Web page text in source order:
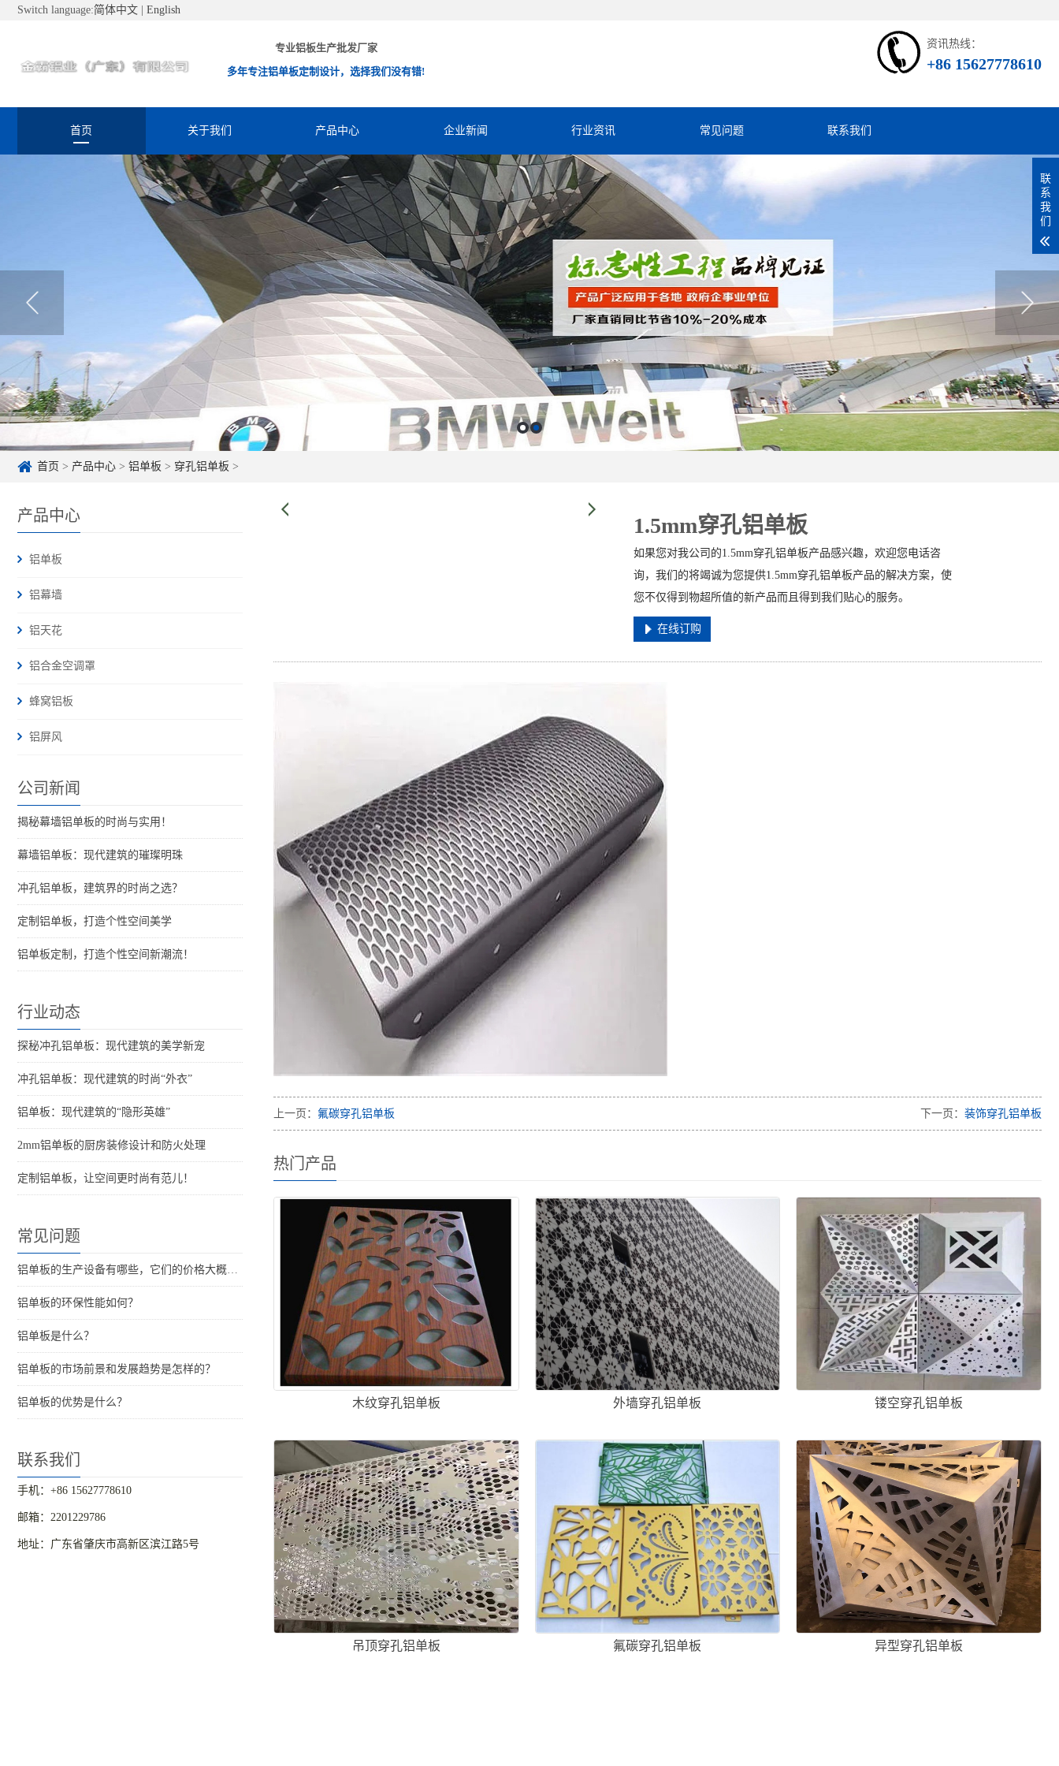
Switch language:简体中文 English
专业铝板生产批发厂家
多年专注铝单板定制设计，选择我们没有错!
资讯热线：
+86 15627778610
首页 关于我们 产品中心 企业新闻 行业资讯 常见问题 联系我们
首页 > 产品中心 > 铝单板 > 穿孔铝单板 >
产品中心
铝单板
铝幕墙
铝天花
铝合金空调罩
蜂窝铝板
铝屏风
公司新闻
揭秘幕墙铝单板的时尚与实用！
幕墙铝单板：现代建筑的璀璨明珠
冲孔铝单板，建筑界的时尚之选？
定制铝单板，打造个性空间美学
铝单板定制，打造个性空间新潮流！
行业动态
探秘冲孔铝单板：现代建筑的美学新宠
冲孔铝单板：现代建筑的时尚“外衣”
铝单板：现代建筑的“隐形英雄”
2mm铝单板的厨房装修设计和防火处理
定制铝单板，让空间更时尚有范儿！
常见问题
铝单板的生产设备有哪些，它们的价格大概是多少？
铝单板的环保性能如何？
铝单板是什么？
铝单板的市场前景和发展趋势是怎样的？
铝单板的优势是什么？
联系我们
手机：+86 15627778610
邮箱：2201229786
地址：广东省肇庆市高新区滨江路5号
1.5mm穿孔铝单板
如果您对我公司的1.5mm穿孔铝单板产品感兴趣，欢迎您电话咨
询，我们的将竭诚为您提供1.5mm穿孔铝单板产品的解决方案，使
您不仅得到物超所值的新产品而且得到我们贴心的服务。
在线订购
上一页： 氟碳穿孔铝单板 下一页： 装饰穿孔铝单板
热门产品
木纹穿孔铝单板 外墙穿孔铝单板 镂空穿孔铝单板
吊顶穿孔铝单板 氟碳穿孔铝单板 异型穿孔铝单板
联
系
我
们